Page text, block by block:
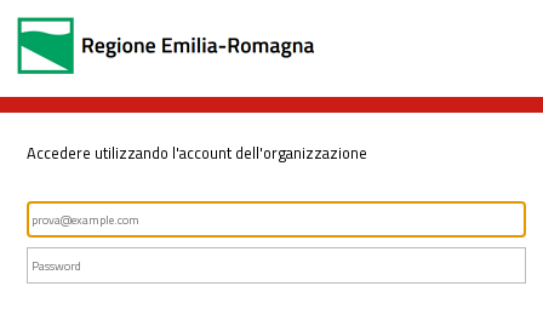
Accedere utilizzando l'account dell'organizzazione